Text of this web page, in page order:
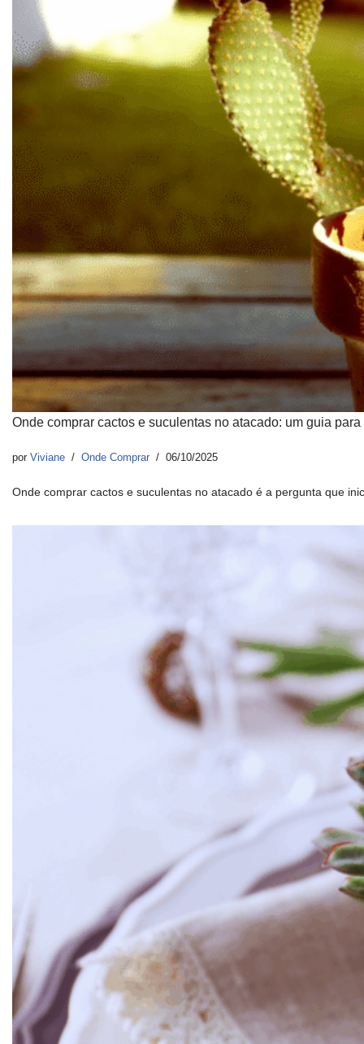
Onde comprar cactos e suculentas no atacado: um guia
por Viviane Onde Comprar 06/10/2025
Onde comprar cactos e suculentas no atacado é a pergunta que